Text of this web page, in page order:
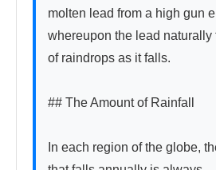
molten lead from a high gun
whereupon the lead naturally
of raindrops as it falls.
## The Amount of Rainfall
In each region of the globe,